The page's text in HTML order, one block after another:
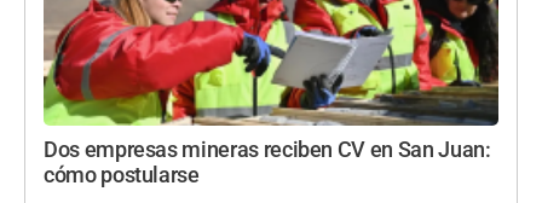
Dos empresas mineras reciben CV en San Juan:
cómo postularse